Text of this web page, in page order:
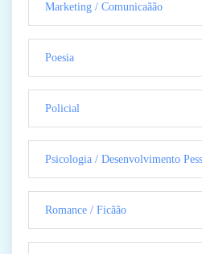
Marketing / Comunicaãão
Poesia
Policial
Psicologia / Desenvolvimento
Romance / Ficãão